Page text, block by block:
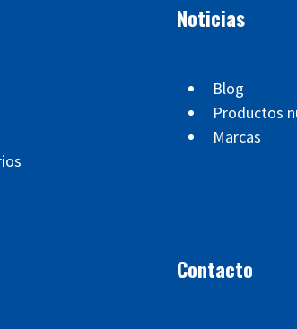
Noticias
Blog
Productos
Marcas
Contacto